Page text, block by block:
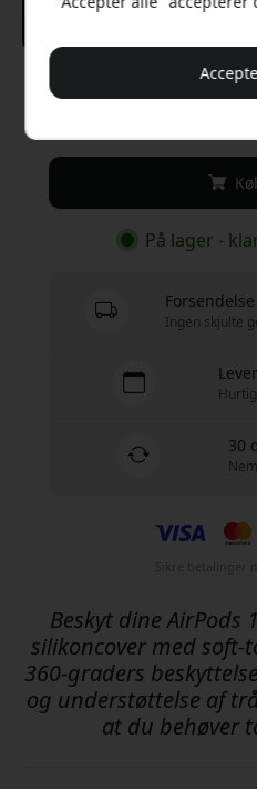
På lager -
Ingen skjulte
30
Beskyt dine AirPods
silikoncover med
360-graders
og understøttelse af
at du behøver